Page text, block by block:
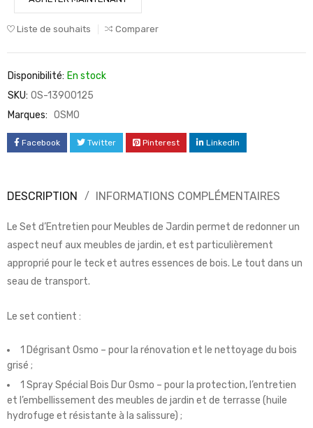
Liste de souhaits Comparer
Disponibilité: En stock
SKU: OS-13900125
Marques: OSMO
Facebook Twitter Pinterest LinkedIn
DESCRIPTION INFORMATIONS COMPLÉMENTAIRES
Le Set d’Entretien pour Meubles de Jardin permet de redonner un
aspect neuf aux meubles de jardin, et est particulièrement
approprié pour le teck et autres essences de bois. Le tout dans un
seau de transport.
Le set contient :
1 Dégrisant Osmo – pour la rénovation et le nettoyage du bois
grisé ;
1 Spray Spécial Bois Dur Osmo – pour la protection, l’entretien
et l’embellissement des meubles de jardin et de terrasse (huile
hydrofuge et résistante à la salissure) ;